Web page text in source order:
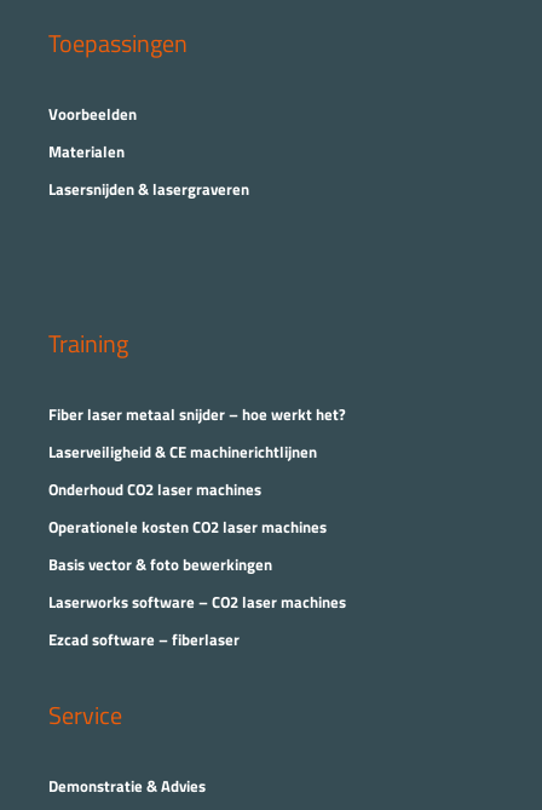
Toepassingen
Voorbeelden
Materialen
Lasersnijden & lasergraveren
Training
Fiber laser metaal snijder – hoe werkt het?
Laserveiligheid & CE machinerichtlijnen
Onderhoud CO2 laser machines
Operationele kosten CO2 laser machines
Basis vector & foto bewerkingen
Laserworks software – CO2 laser machines
Ezcad software – fiberlaser
Service
Demonstratie & Advies